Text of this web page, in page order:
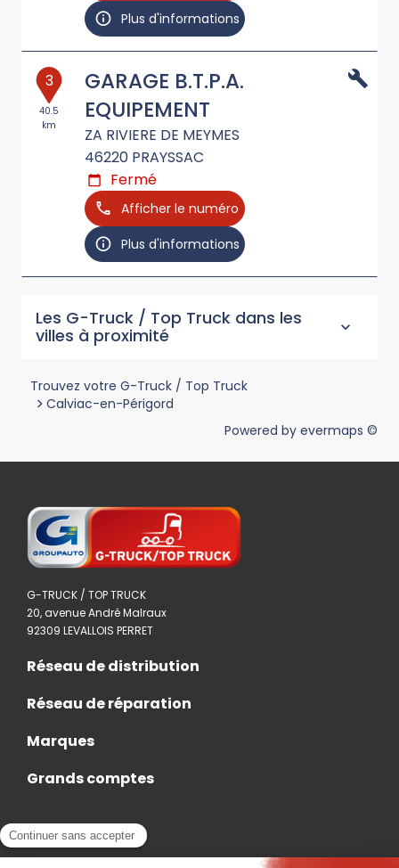
Plus d'informations
3
40.5
km
GARAGE B.T.P.A.
EQUIPEMENT
ZA RIVIERE DE MEYMES
46220 PRAYSSAC
Fermé
Afficher le numéro
Plus d'informations
Les G-Truck / Top Truck dans les
villes à proximité
Trouvez votre G-Truck / Top Truck
> Calviac-en-Périgord
Powered by evermaps ©
G-TRUCK / TOP TRUCK
20, avenue André Malraux
92309 LEVALLOIS PERRET
Réseau de distribution
Réseau de réparation
Marques
Grands comptes
Actualités